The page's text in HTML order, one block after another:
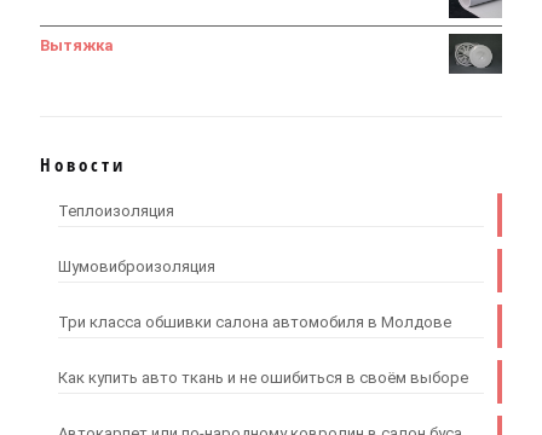
Вытяжка
Новости
Теплоизоляция
Шумовиброизоляция
Три класса обшивки салона автомобиля в Молдове
Как купить авто ткань и не ошибиться в своём выборе